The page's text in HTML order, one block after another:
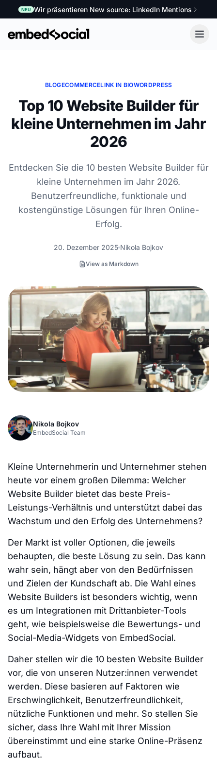
NEU Wir präsentieren New source: LinkedIn Mentions
BLOGECOMMERCELINK IN BIOWORDPRESS
Top 10 Website Builder für
kleine Unternehmen im Jahr
2026
Entdecken Sie die 10 besten Website Builder für
kleine Unternehmen im Jahr 2026.
Benutzerfreundliche, funktionale und
kostengünstige Lösungen für Ihren Online-
Erfolg.
20. Dezember 2025 Nikola Bojkov
View as Markdown
Nikola Bojkov
EmbedSocial Team
Kleine Unternehmerin und Unternehmer stehen
heute vor einem großen Dilemma: Welcher
Website Builder bietet das beste Preis-
Leistungs-Verhältnis und unterstützt dabei das
Wachstum und den Erfolg des Unternehmens?
Der Markt ist voller Optionen, die jeweils
behaupten, die beste Lösung zu sein. Das kann
wahr sein, hängt aber von den Bedürfnissen
und Zielen der Kundschaft ab. Die Wahl eines
Website Builders ist besonders wichtig, wenn
es um Integrationen mit Drittanbieter-Tools
geht, wie beispielsweise die Bewertungs- und
Social-Media-Widgets von EmbedSocial.
Daher stellen wir die 10 besten Website Builder
vor, die von unseren Nutzer:innen verwendet
werden. Diese basieren auf Faktoren wie
Erschwinglichkeit, Benutzerfreundlichkeit,
nützliche Funktionen und mehr. So stellen Sie
sicher, dass Ihre Wahl mit Ihrer Mission
übereinstimmt und eine starke Online-Präsenz
aufbaut.